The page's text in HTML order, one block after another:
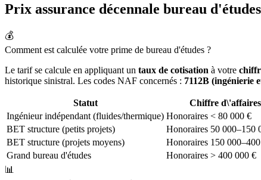
Prix assurance décennale bureau
💰
Comment est calculée votre prime de bureau d'études ?
Le tarif se calcule en appliquant un taux de cotisation à votre
historique sinistral. Les codes NAF concernés : 7112B (ingénierie
Statut Chiffre d\'affaires
Ingénieur indépendant (fluides/thermique) Honoraires < 80 000 €
BET structure (petits projets)
Honoraires 50 000–150
BET structure (projets moyens)
Honoraires 150
Grand bureau d'études
Honoraires > 400 000 €
📊